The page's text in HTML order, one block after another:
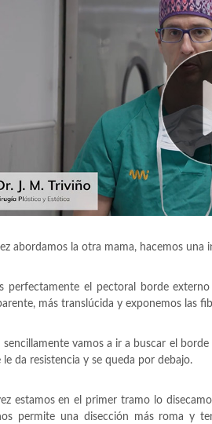
abordamos la otra mama, hacemos una
perfectamente el pectoral borde
más translúcida y exponemos las
sencillamente vamos a ir a buscar el
le da resistencia y se queda por debajo.
estamos en el primer tramo lo
permite una disección más roma y